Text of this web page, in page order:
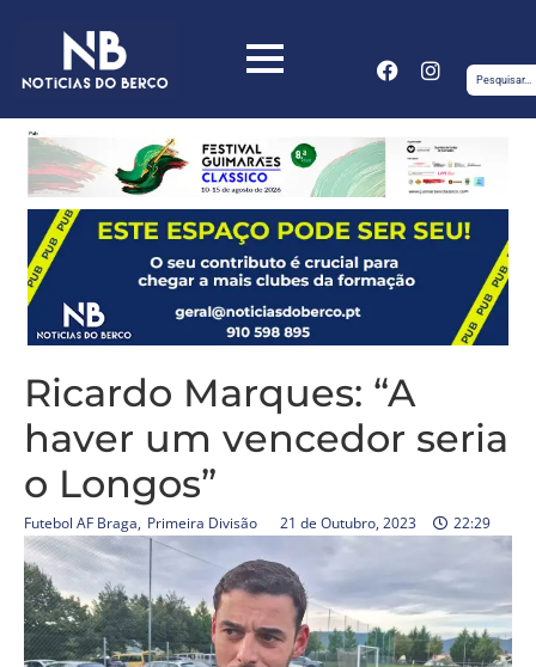
Ricardo Marques: “A
haver um vencedor seria
o Longos”
Futebol AF Braga, Primeira Divisão 21 de Outubro, 2023 22:29